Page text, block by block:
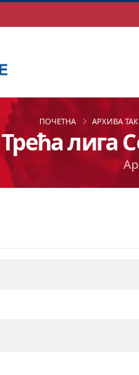
Трећа лига
ПОЧЕТНА АРХИВА